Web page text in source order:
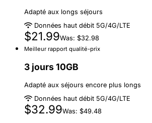
Adapté aux longs séjours
Données haut débit 5G/4G/LTE
$21.99Was: $32.98
Meilleur rapport qualité-prix
3 jours 10GB
Adapté aux séjours encore plus longs
Données haut débit 5G/4G/LTE
$32.99Was: $49.48